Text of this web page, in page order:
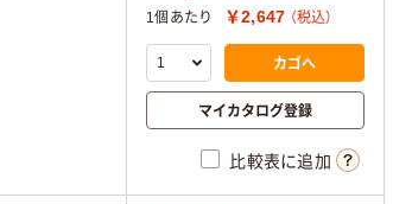
1個あたり
￥2,647 （税込）
カゴへ
マイカタログ登録
比較表に追加